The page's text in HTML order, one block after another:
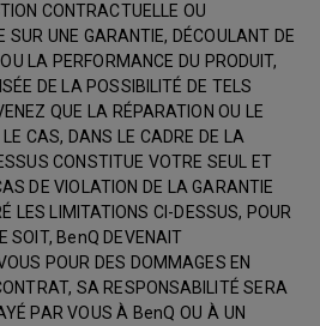
CONTRACTUELLE OU
SUR UNE GARANTIE, DÉCOULANT DE
LA PERFORMANCE DU PRODUIT,
DE LA POSSIBILITÉ DE TELS
QUE LA RÉPARATION OU LE
CAS, DANS LE CADRE DE LA
CONSTITUE VOTRE SEUL ET
DE VIOLATION DE LA GARANTIE
LES LIMITATIONS CI-DESSUS, POUR
SOIT, BenQ DEVENAIT
POUR DES DOMMAGES EN
SA RESPONSABILITÉ SERA
PAR VOUS À BenQ OU À UN